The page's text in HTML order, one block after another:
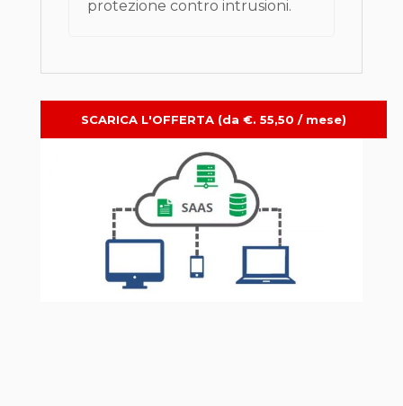
protezione contro intrusioni.
SCARICA L'OFFERTA (da €. 55,50 / mese)